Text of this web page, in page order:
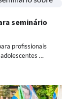
seminário
profissionais
…